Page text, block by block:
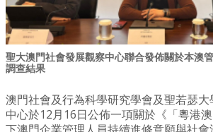
聖大澳門社會發展觀察中心聯合發佈關於本澳
調查結果
澳門社會及行為科學研究學會及聖若瑟
中心於12月16日公佈一項關於《「粵港